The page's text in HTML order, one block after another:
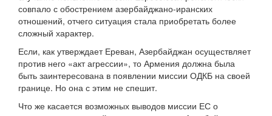
совпало с обострением азербайджано-иранских
отношений, отчего ситуация стала приобретать более
сложный характер.
Если, как утверждает Ереван, Азербайджан осуществляет
против него «акт агрессии», то Армения должна была
быть заинтересована в появлении миссии ОДКБ на своей
границе. Но она с этим не спешит.
Что же касается возможных выводов миссии ЕС о